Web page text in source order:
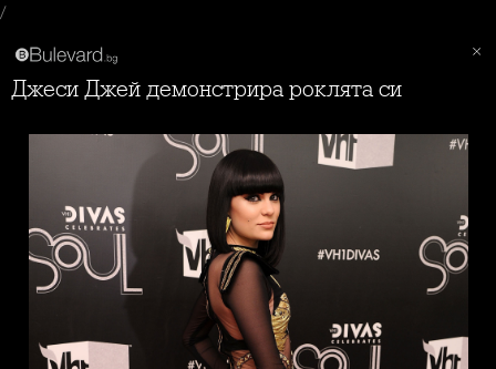
/
Джеси Джей демонстрира роклята си